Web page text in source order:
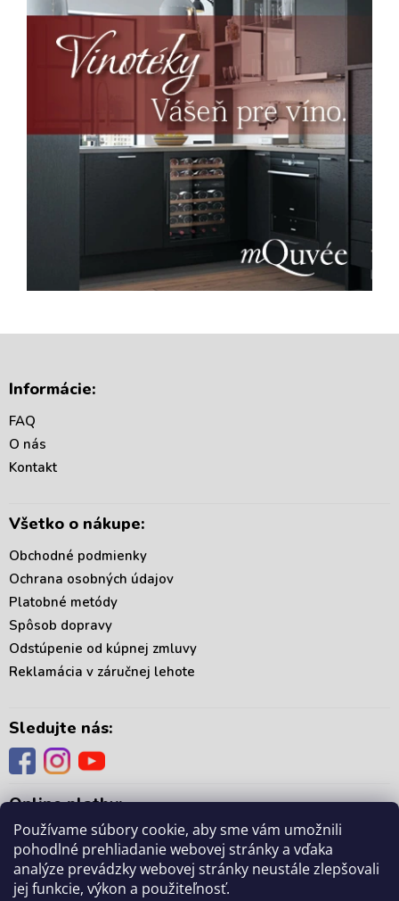
Používame súbory cookie, aby sme vám umožnili
pohodlné prehliadanie webovej stránky a vďaka
analýze prevádzky webovej stránky neustále zlepšovali
jej funkcie, výkon a použiteľnosť.
Informácie:
FAQ
O nás
Kontakt
Všetko o nákupe:
Obchodné podmienky
Ochrana osobných údajov
Platobné metódy
Spôsob dopravy
Odstúpenie od kúpnej zmluvy
Reklamácia v záručnej lehote
Sledujte nás:
Online platby: